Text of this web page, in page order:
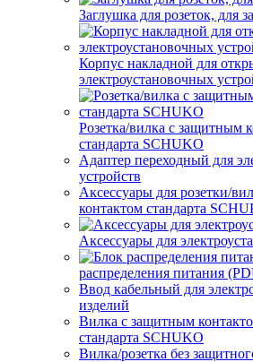
Заглушка для розеток, для
Корпус накладной для
электроустановочных
Розетка/вилка с защитным
стандарта SCHUKO
Адаптер переходный для
устройств
Аксессуары для розетки/
контактом стандарта
Аксессуары для
распределения питания
Ввод кабельный для
изделий
Вилка с защитным
стандарта SCHUKO
Вилка/розетка без